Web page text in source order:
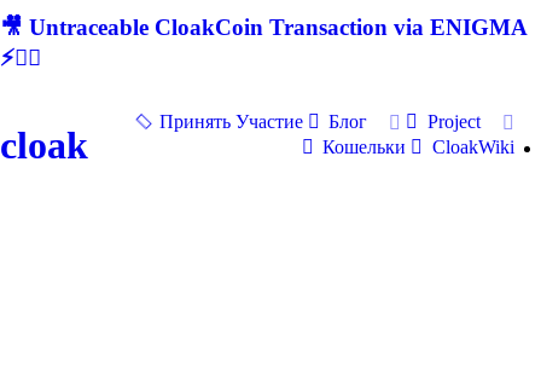
🎥 Untraceable CloakCoin Transaction via ENIGMA
⚡🕵‍♂
cloak
Принять Участие Блог
Project
Кошельки
CloakWiki